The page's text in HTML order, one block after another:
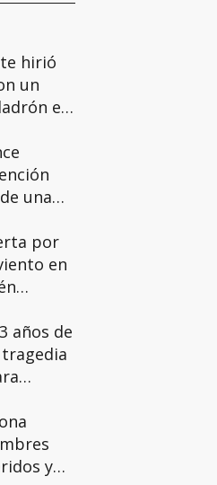
hirió
un
en
una
por
en
78
años de
tragedia
y